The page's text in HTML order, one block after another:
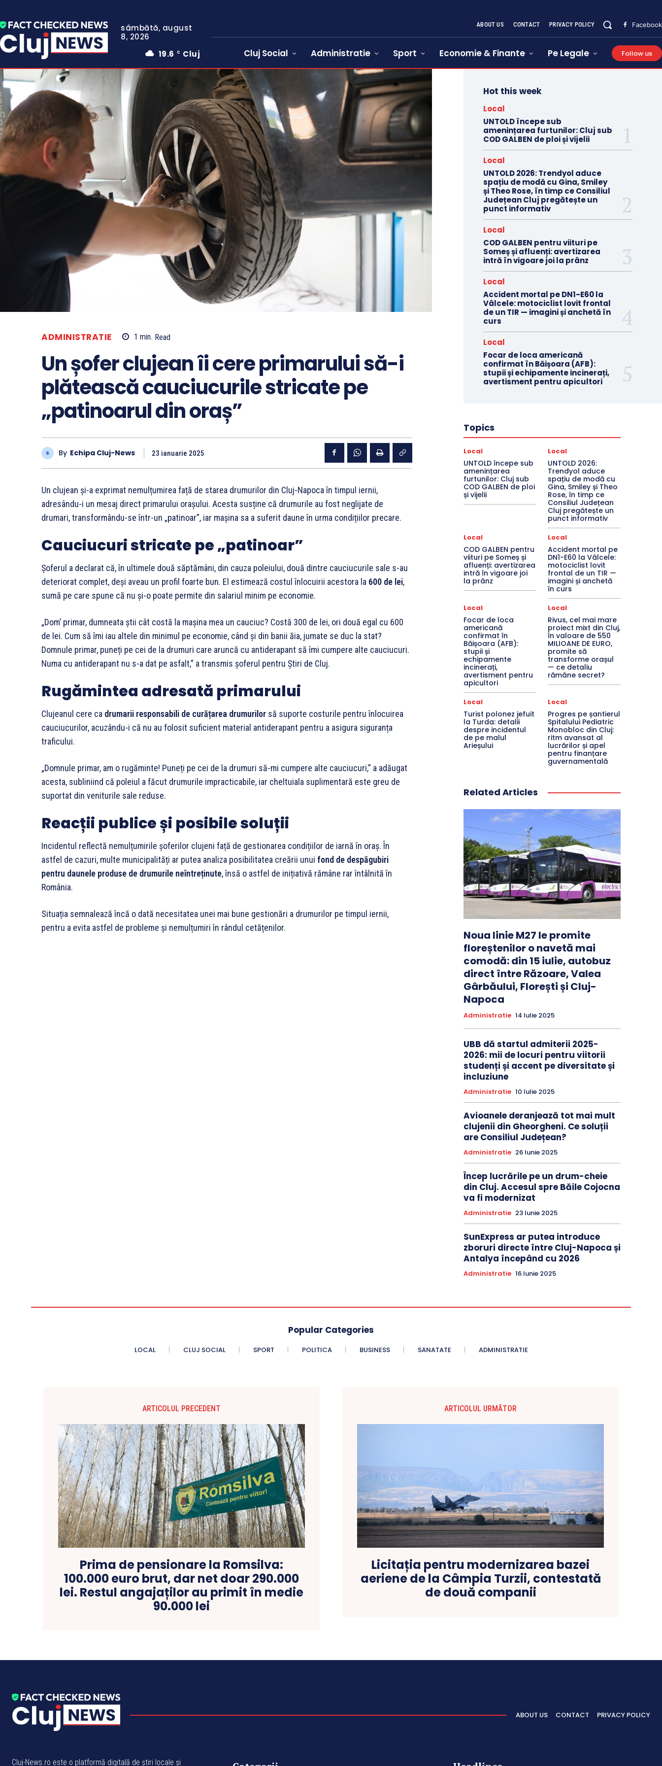
sâmbătă, august
8, 2026
19.6
C Cluj
ABOUT US CONTACT PRIVACY POLICY Facebook
Cluj Social Administratie Sport Economie & Finante Pe Legale Follow us
ADMINISTRATIE 1 min. Read
Un șofer clujean îi cere primarului să-i
plătească cauciucurile stricate pe
„patinoarul din oraș”
By Echipa Cluj-News 23 ianuarie 2025
Un clujean și-a exprimat nemulțumirea față de starea drumurilor din Cluj-Napoca în timpul iernii,
adresându-i un mesaj direct primarului orașului. Acesta susține că drumurile au fost neglijate de
drumari, transformându-se într-un „patinoar”, iar mașina sa a suferit daune în urma condițiilor precare.
Cauciucuri stricate pe „patinoar”
Șoferul a declarat că, în ultimele două săptămâni, din cauza poleiului, două dintre cauciucurile sale s-au
deteriorat complet, deși aveau un profil foarte bun. El estimează costul înlocuirii acestora la 600 de lei,
sumă pe care spune că nu și-o poate permite din salariul minim pe economie.
„Dom’ primar, dumneata știi cât costă la mașina mea un cauciuc? Costă 300 de lei, ori două egal cu 600
de lei. Cum să îmi iau altele din minimul pe economie, când și din banii ăia, jumate se duc la stat?
Domnule primar, puneți pe cei de la drumuri care aruncă cu antiderapant să îmi cumpere alte cauciucuri.
Numa cu antiderapant nu s-a dat pe asfalt,” a transmis șoferul pentru Știri de Cluj.
Rugămintea adresată primarului
Clujeanul cere ca drumarii responsabili de curățarea drumurilor să suporte costurile pentru înlocuirea
cauciucurilor, acuzându-i că nu au folosit suficient material antiderapant pentru a asigura siguranța
traficului.
„Domnule primar, am o rugăminte! Puneți pe cei de la drumuri să-mi cumpere alte cauciucuri,” a adăugat
acesta, subliniind că poleiul a făcut drumurile impracticabile, iar cheltuiala suplimentară este greu de
suportat din veniturile sale reduse.
Reacții publice și posibile soluții
Incidentul reflectă nemulțumirile șoferilor clujeni față de gestionarea condițiilor de iarnă în oraș. În
astfel de cazuri, multe municipalități ar putea analiza posibilitatea creării unui fond de despăgubiri
pentru daunele produse de drumurile neîntreținute, însă o astfel de inițiativă rămâne rar întâlnită în
România.
Situația semnalează încă o dată necesitatea unei mai bune gestionări a drumurilor pe timpul iernii,
pentru a evita astfel de probleme și nemulțumiri în rândul cetățenilor.
Hot this week
Local
UNTOLD începe sub
amenințarea furtunilor: Cluj sub
COD GALBEN de ploi și vijelii
Local
UNTOLD 2026: Trendyol aduce
spațiu de modă cu Gina, Smiley
și Theo Rose, în timp ce Consiliul
Județean Cluj pregătește un
punct informativ
Local
COD GALBEN pentru viituri pe
Someș și afluenți: avertizarea
intră în vigoare joi la prânz
Local
Accident mortal pe DN1-E60 la
Vâlcele: motociclist lovit frontal
de un TIR — imagini și anchetă în
curs
Local
Focar de loca americană
confirmat în Băișoara (AFB):
stupii și echipamente incinerați,
avertisment pentru apicultori
Topics
Local
UNTOLD începe sub
amenințarea
furtunilor: Cluj sub
COD GALBEN de ploi
și vijelii
Local
UNTOLD 2026:
Trendyol aduce
spațiu de modă cu
Gina, Smiley și Theo
Rose, în timp ce
Consiliul Județean
Cluj pregătește un
punct informativ
Local
COD GALBEN pentru
viituri pe Someș și
afluenți: avertizarea
intră în vigoare joi
la prânz
Local
Accident mortal pe
DN1-E60 la Vâlcele:
motociclist lovit
frontal de un TIR —
imagini și anchetă
în curs
Local
Focar de loca
americană
confirmat în
Băișoara (AFB):
stupii și
echipamente
incinerați,
avertisment pentru
apicultori
Local
Rivus, cel mai mare
proiect mixt din Cluj,
în valoare de 550
MILIOANE DE EURO,
promite să
transforme orașul
— ce detaliu
rămâne secret?
Local
Turist polonez jefuit
la Turda: detalii
despre incidentul
de pe malul
Arieșului
Local
Progres pe șantierul
Spitalului Pediatric
Monobloc din Cluj:
ritm avansat al
lucrărilor și apel
pentru finanțare
guvernamentală
Related Articles
Noua linie M27 le promite
floreștenilor o navetă mai
comodă: din 15 iulie, autobuz
direct între Răzoare, Valea
Gârbăului, Florești și Cluj-
Napoca
Administratie 14 Iulie 2025
UBB dă startul admiterii 2025-
2026: mii de locuri pentru viitorii
studenți și accent pe diversitate și
incluziune
Administratie 10 Iulie 2025
Avioanele deranjează tot mai mult
clujenii din Gheorgheni. Ce soluții
are Consiliul Județean?
Administratie 26 Iunie 2025
Încep lucrările pe un drum-cheie
din Cluj. Accesul spre Băile Cojocna
va fi modernizat
Administratie 23 Iunie 2025
SunExpress ar putea introduce
zboruri directe între Cluj-Napoca și
Antalya începând cu 2026
Administratie 16 Iunie 2025
Popular Categories
LOCAL CLUJ SOCIAL SPORT POLITICA BUSINESS SANATATE ADMINISTRATIE
ARTICOLUL PRECEDENT
Prima de pensionare la Romsilva:
100.000 euro brut, dar net doar 290.000
lei. Restul angajaților au primit în medie
90.000 lei
ARTICOLUL URMĂTOR
Licitația pentru modernizarea bazei
aeriene de la Câmpia Turzii, contestată
de două companii
ABOUT US CONTACT PRIVACY POLICY
Cluj-News.ro este o platformă digitală de știri locale și